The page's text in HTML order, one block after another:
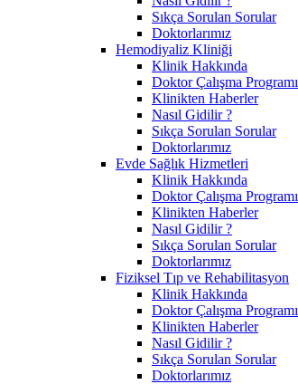
Sıkça Sorulan Sorular
Doktorlarımız
Hemodiyaliz Kliniği
Klinik Hakkında
Doktor Çalışma Programı
Klinikten Haberler
Nasıl Gidilir ?
Sıkça Sorulan Sorular
Doktorlarımız
Evde Sağlık Hizmetleri
Klinik Hakkında
Doktor Çalışma Programı
Klinikten Haberler
Nasıl Gidilir ?
Sıkça Sorulan Sorular
Doktorlarımız
Fiziksel Tıp ve Rehabilitasyon
Klinik Hakkında
Doktor Çalışma Programı
Klinikten Haberler
Nasıl Gidilir ?
Sıkça Sorulan Sorular
Doktorlarımız